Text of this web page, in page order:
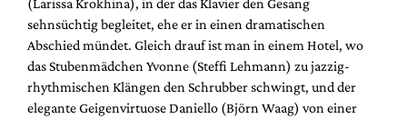
sehnsüchtig begleitet, ehe er in einen dramatischen
Abschied mündet. Gleich drauf ist man in einem Hotel, wo
das Stubenmädchen Yvonne (Steffi Lehmann) zu jazzig-
rhythmischen Klängen den Schrubber schwingt, und der
elegante Geigenvirtuose Daniello (Björn Waag) von einer